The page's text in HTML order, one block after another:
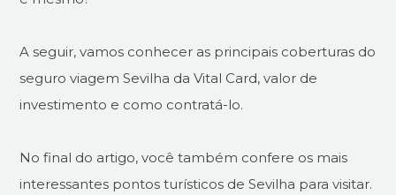
A seguir, vamos conhecer as principais coberturas do
seguro viagem Sevilha da Vital Card, valor de
investimento e como contratá-lo.
No final do artigo, você também confere os mais
interessantes pontos turísticos de Sevilha para visitar.